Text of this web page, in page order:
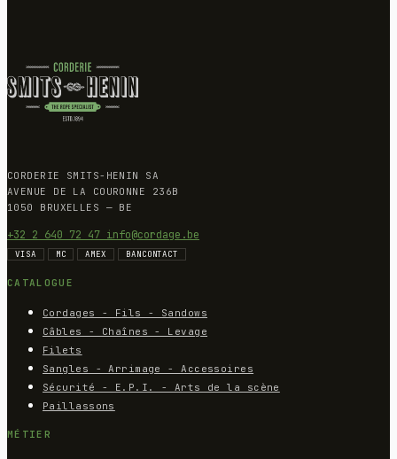
CORDERIE SMITS-HENIN SA
AVENUE DE LA COURONNE 236B
1050 BRUXELLES — BE
+32 2 640 72 47 info@cordage.be
VISA MC AMEX BANCONTACT
CATALOGUE
Cordages - Fils - Sandows
Câbles - Chaînes - Levage
Filets
Sangles - Arrimage - Accessoires
Sécurité - E.P.I. - Arts de la scène
Paillassons
MÉTIER